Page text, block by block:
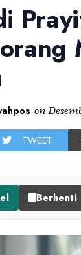
on
TWEET
Berhenti